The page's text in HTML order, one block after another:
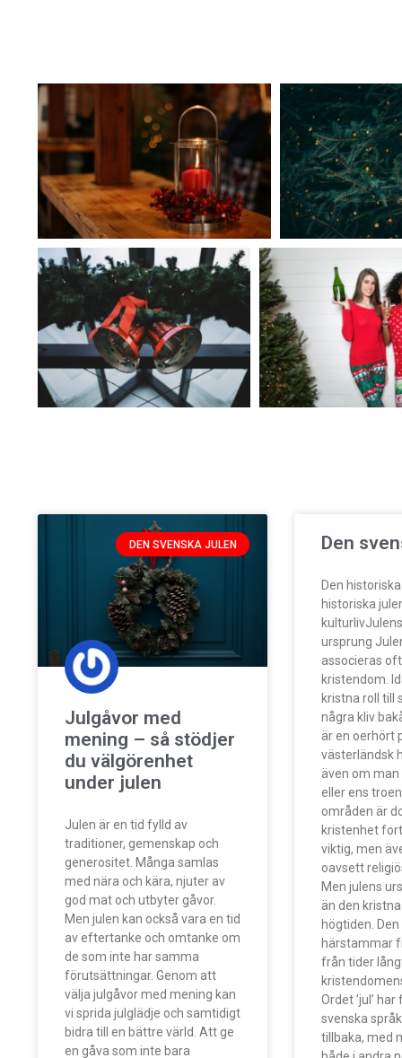
DEN SVENSKA JULEN
Julgåvor med
mening – så stödjer
du välgörenhet
under julen
Julen är en tid fylld av
traditioner, gemenskap och
generositet. Många samlas
med nära och kära, njuter av
god mat och utbyter gåvor.
Men julen kan också vara en tid
av eftertanke och omtanke om
de som inte har samma
förutsättningar. Genom att
välja julgåvor med mening kan
vi sprida julglädje och samtidigt
bidra till en bättre värld. Att ge
en gåva som inte bara
Den
Den
historiska
ursprung
associeras
kristendom.
kristna roll till
några kliv
är en oerhört
västerländsk
även om
eller ens
områden är
kristenhet
viktig, men
oavsett
Men julens
än den
högtiden.
härstammar
från tider
Ordet ’jul’
svenska
tillbaka, med